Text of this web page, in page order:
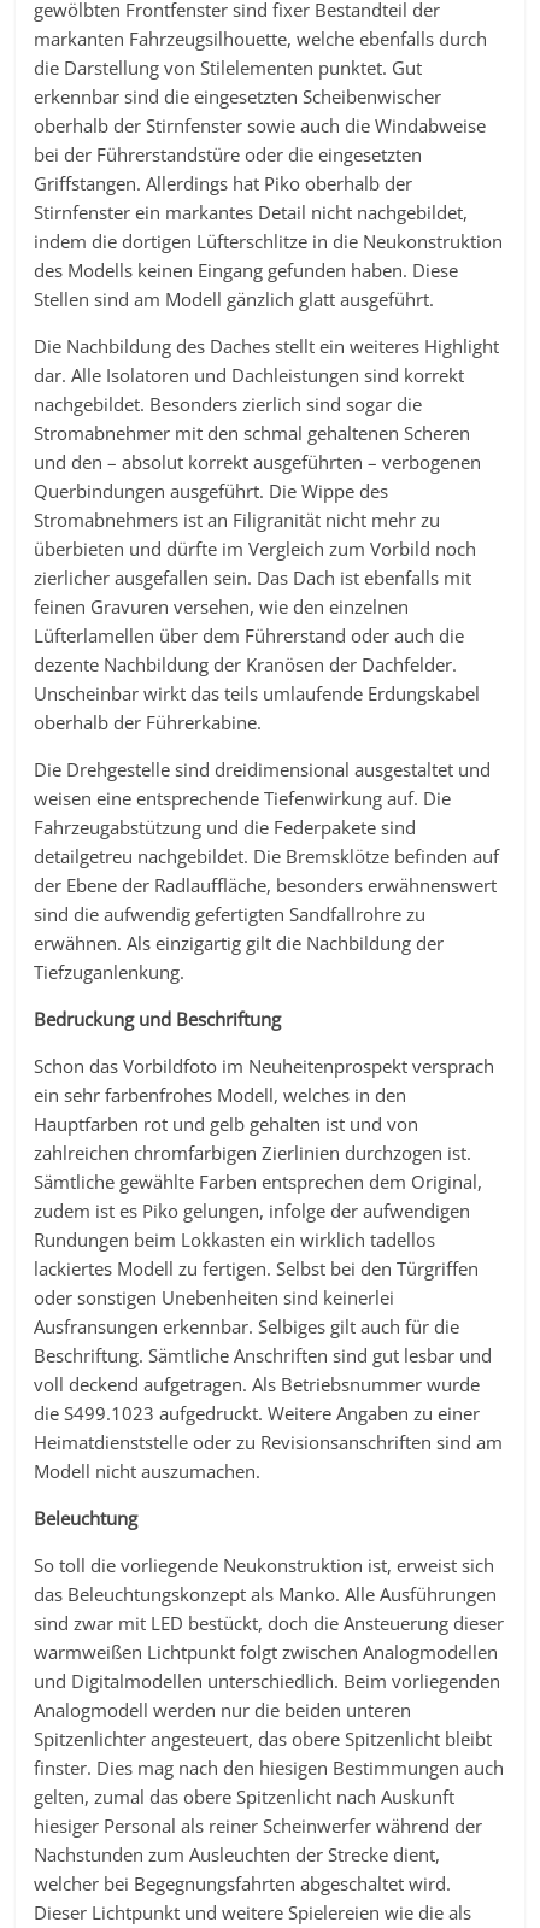
gewölbten Frontfenster sind fixer Bestandteil der
markanten Fahrzeugsilhouette, welche ebenfalls durch
die Darstellung von Stilelementen punktet. Gut
erkennbar sind die eingesetzten Scheibenwischer
oberhalb der Stirnfenster sowie auch die Windabweise
bei der Führerstandstüre oder die eingesetzten
Griffstangen. Allerdings hat Piko oberhalb der
Stirnfenster ein markantes Detail nicht nachgebildet,
indem die dortigen Lüfterschlitze in die Neukonstruktion
des Modells keinen Eingang gefunden haben. Diese
Stellen sind am Modell gänzlich glatt ausgeführt.
Die Nachbildung des Daches stellt ein weiteres Highlight
dar. Alle Isolatoren und Dachleistungen sind korrekt
nachgebildet. Besonders zierlich sind sogar die
Stromabnehmer mit den schmal gehaltenen Scheren
und den – absolut korrekt ausgeführten – verbogenen
Querbindungen ausgeführt. Die Wippe des
Stromabnehmers ist an Filigranität nicht mehr zu
überbieten und dürfte im Vergleich zum Vorbild noch
zierlicher ausgefallen sein. Das Dach ist ebenfalls mit
feinen Gravuren versehen, wie den einzelnen
Lüfterlamellen über dem Führerstand oder auch die
dezente Nachbildung der Kranösen der Dachfelder.
Unscheinbar wirkt das teils umlaufende Erdungskabel
oberhalb der Führerkabine.
Die Drehgestelle sind dreidimensional ausgestaltet und
weisen eine entsprechende Tiefenwirkung auf. Die
Fahrzeugabstützung und die Federpakete sind
detailgetreu nachgebildet. Die Bremsklötze befinden auf
der Ebene der Radlauffläche, besonders erwähnenswert
sind die aufwendig gefertigten Sandfallrohre zu
erwähnen. Als einzigartig gilt die Nachbildung der
Tiefzuganlenkung.
Bedruckung und Beschriftung
Schon das Vorbildfoto im Neuheitenprospekt versprach
ein sehr farbenfrohes Modell, welches in den
Hauptfarben rot und gelb gehalten ist und von
zahlreichen chromfarbigen Zierlinien durchzogen ist.
Sämtliche gewählte Farben entsprechen dem Original,
zudem ist es Piko gelungen, infolge der aufwendigen
Rundungen beim Lokkasten ein wirklich tadellos
lackiertes Modell zu fertigen. Selbst bei den Türgriffen
oder sonstigen Unebenheiten sind keinerlei
Ausfransungen erkennbar. Selbiges gilt auch für die
Beschriftung. Sämtliche Anschriften sind gut lesbar und
voll deckend aufgetragen. Als Betriebsnummer wurde
die S499.1023 aufgedruckt. Weitere Angaben zu einer
Heimatdienststelle oder zu Revisionsanschriften sind am
Modell nicht auszumachen.
Beleuchtung
So toll die vorliegende Neukonstruktion ist, erweist sich
das Beleuchtungskonzept als Manko. Alle Ausführungen
sind zwar mit LED bestückt, doch die Ansteuerung dieser
warmweißen Lichtpunkt folgt zwischen Analogmodellen
und Digitalmodellen unterschiedlich. Beim vorliegenden
Analogmodell werden nur die beiden unteren
Spitzenlichter angesteuert, das obere Spitzenlicht bleibt
finster. Dies mag nach den hiesigen Bestimmungen auch
gelten, zumal das obere Spitzenlicht nach Auskunft
hiesiger Personal als reiner Scheinwerfer während der
Nachstunden zum Ausleuchten der Strecke dient,
welcher bei Begegnungsfahrten abgeschaltet wird.
Dieser Lichtpunkt und weitere Spielereien wie die als